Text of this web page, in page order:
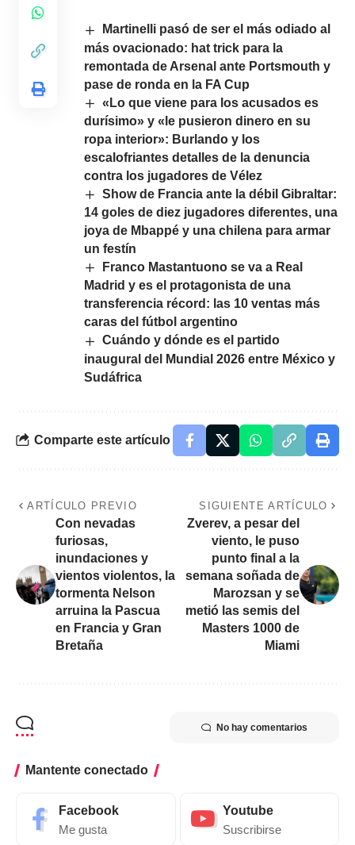
Martinelli pasó de ser el más odiado al
más ovacionado: hat trick para la
remontada de Arsenal ante Portsmouth y
pase de ronda en la FA Cup
«Lo que viene para los acusados es
durísimo» y «le pusieron dinero en su
ropa interior»: Burlando y los
escalofriantes detalles de la denuncia
contra los jugadores de Vélez
Show de Francia ante la débil Gibraltar:
14 goles de diez jugadores diferentes, una
joya de Mbappé y una chilena para armar
un festín
Franco Mastantuono se va a Real
Madrid y es el protagonista de una
transferencia récord: las 10 ventas más
caras del fútbol argentino
Cuándo y dónde es el partido
inaugural del Mundial 2026 entre México y
Sudáfrica
Comparte este artículo
ARTÍCULO PREVIO
Con nevadas
furiosas,
inundaciones y
vientos violentos, la
tormenta Nelson
arruina la Pascua
en Francia y Gran
Bretaña
SIGUIENTE ARTÍCULO
Zverev, a pesar del
viento, le puso
punto final a la
semana soñada de
Marozsan y se
metió las semis del
Masters 1000 de
Miami
No hay comentarios
Mantente conectado
Facebook
Me gusta
Youtube
Suscribirse